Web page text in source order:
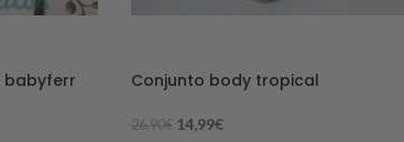
babyferr Conjunto body tropical
26,90€ 14,99€